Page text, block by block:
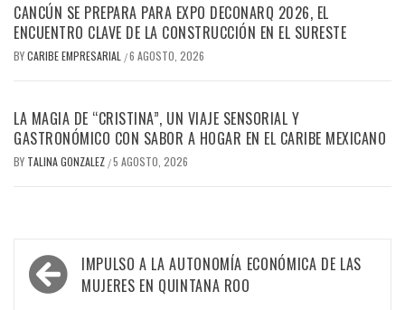
CANCÚN SE PREPARA PARA EXPO DECONARQ 2026, EL
ENCUENTRO CLAVE DE LA CONSTRUCCIÓN EN EL SURESTE
BYCARIBE EMPRESARIAL /6 AGOSTO, 2026
LA MAGIA DE “CRISTINA”, UN VIAJE SENSORIAL Y
GASTRONÓMICO CON SABOR A HOGAR EN EL CARIBE MEXICANO
BY TALINA GONZALEZ /5 AGOSTO, 2026
Navegación
de
IMPULSO A LA AUTONOMÍA ECONÓMICA DE LAS
MUJERES EN QUINTANA ROO